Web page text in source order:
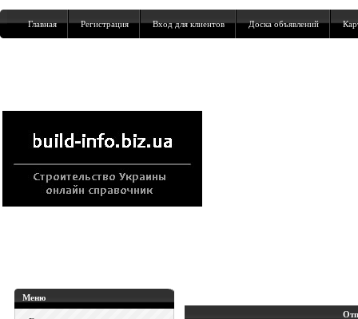
Главная Регистрация Вход для клиентов Доска объявлений
Меню